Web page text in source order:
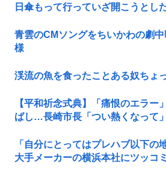
日傘もって行っていざ開こうとし
青雲のCMソングをちいかわの劇
様
渓流の魚を食ったことある奴ちょ
【平和祈念式典】「痛恨のエラー
ばし…長崎市長「つい熱くなって
「自分にとってはプレハブ以下の
大手メーカーの横浜本社にツッコ